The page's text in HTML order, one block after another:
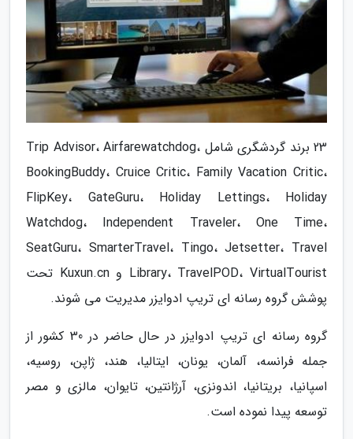
23 برند گردشگری شامل Trip Advisor، Airfarewatchdog،
BookingBuddy، Cruice Critic، Family Vacation Critic،
FlipKey، GateGuru، Holiday Lettings، Holiday
Watchdog، Independent Traveler، One Time،
SeatGuru، SmarterTravel، Tingo، Jetsetter، Travel
Library، TravelPOD، VirtualTourist و Kuxun.cn تحت
پوشش گروه رسانه ای تریپ ادوایزر مدیریت می شوند.
گروه رسانه ای تریپ ادوایزر در حال حاضر در 30 کشور از
جمله فرانسه، آلمان، یونان، ایتالیا، هند، ژاپن، روسیه،
اسپانیا، بریتانیا، اندونزی، آرژانتین، تایوان، مالزی و مصر
توسعه پیدا نموده است.